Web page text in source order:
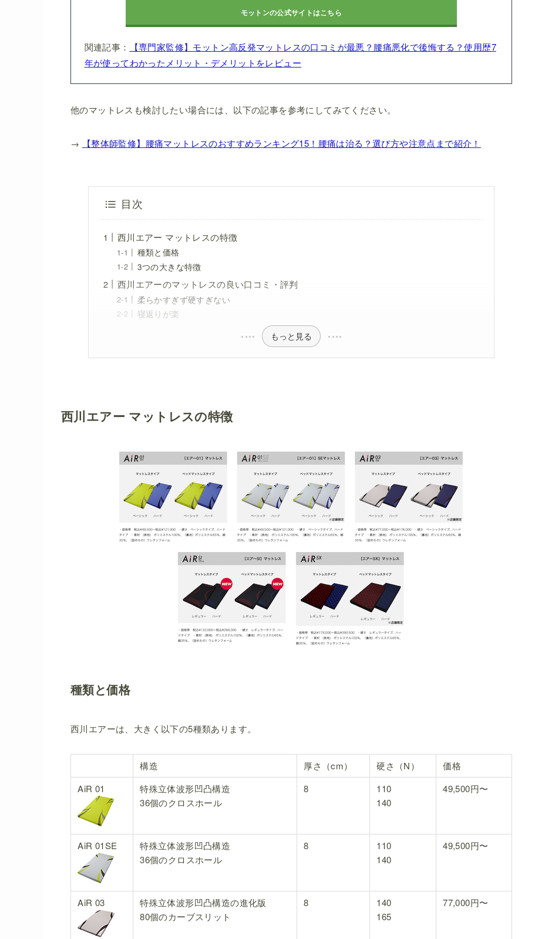
モットンの公式サイトはこちら
関連記事：
【専門家監修】モットン高反発マットレスの口コミが最悪？腰痛悪化で後悔する？使用歴7
年が使ってわかったメリット・デメリットをレビュー
他のマットレスも検討したい場合には、以下の記事を参考にしてみてください。
→ 【整体師監修】腰痛マットレスのおすすめランキング15！腰痛は治る？選び方や注意点まで紹介！
目次
西川エアー マットレスの特徴
種類と価格
3つの大きな特徴
西川エアーのマットレスの良い口コミ・評判
柔らかすぎず硬すぎない
寝返りが楽
もっと見る
西川エアー マットレスの特徴
種類と価格
西川エアーは、大きく以下の5種類あります。
構造 厚さ（cm） 硬さ（N）
価格
AiR 01
特殊立体波形凹凸構造
36個のクロスホール
8
110
140
49,500円〜
AiR 01SE
特殊立体波形凹凸構造
36個のクロスホール
8
110
140
49,500円〜
AiR 03
特殊立体波形凹凸構造の進化版
80個のカーブスリット
8
140
165
77,000円〜